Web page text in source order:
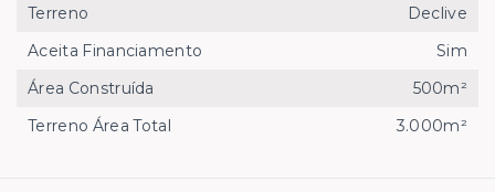
Terreno
Declive
Aceita Financiamento
Sim
Área Construída
500m²
Terreno Área Total
3.000m²